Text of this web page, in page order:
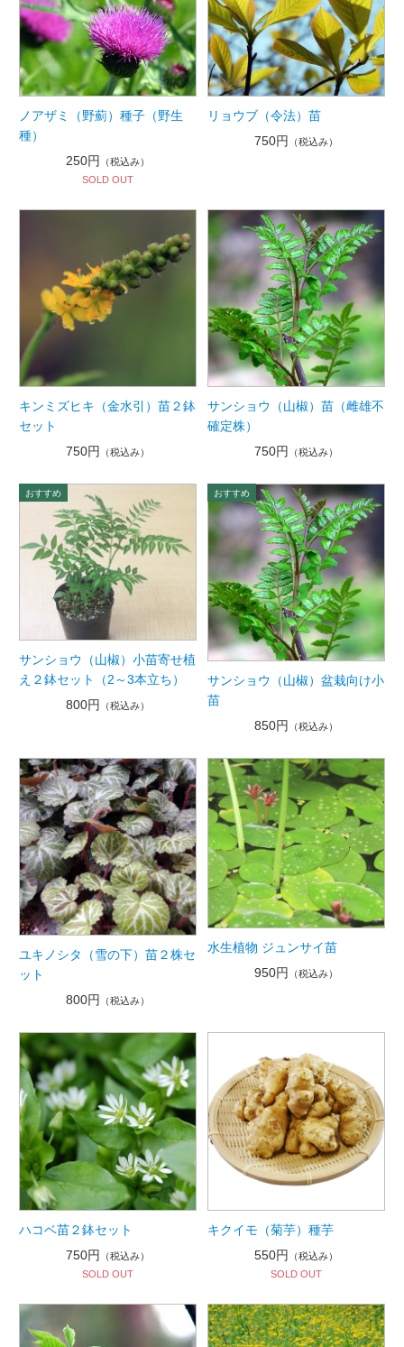
ノアザミ（野薊）種子（野生
種）
250円
（税込み）
SOLD OUT
リョウブ（令法）苗
750円
（税込み）
キンミズヒキ（金水引）苗２鉢
セット
750円
（税込み）
サンショウ（山椒）苗（雌雄不
確定株）
750円
（税込み）
サンショウ（山椒）小苗寄せ植
え２鉢セット（2～3本立ち）
800円
（税込み）
サンショウ（山椒）盆栽向け小
苗
850円
（税込み）
ユキノシタ（雪の下）苗２株セ
ット
800円
（税込み）
水生植物 ジュンサイ苗
950円
（税込み）
ハコベ苗２鉢セット
750円 （税込み）
SOLD OUT
キクイモ（菊芋）種芋
550円
（税込み）
SOLD OUT